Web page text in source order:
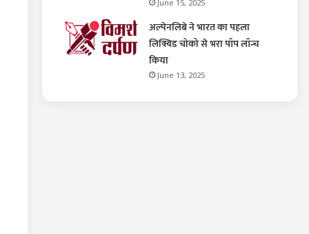
June 15, 2025
अल्पेनलिबे ने भारत का पहला
लिक्विड चोको से भरा पॉप लॉन्च
किया
June 13, 2025